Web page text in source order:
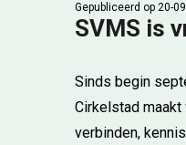
Gepubliceerd op 20-
SVMS is
Sinds begin
Cirkelstad
verbinden,